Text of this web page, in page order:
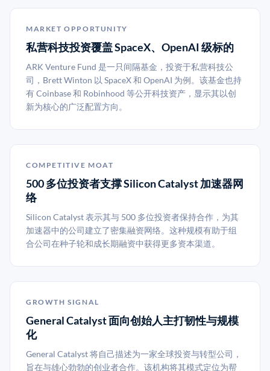
MARKET OPPORTUNITY
私营科技投资覆盖 SpaceX、OpenAI 级标的
ARK Venture Fund 是一只间隔基金，投资于私营科技公
司，Brett Winton 以 SpaceX 和 OpenAI 为例。该基金也持
有 Coinbase 和 Robinhood 等公开科技资产，显示其以创
新为核心的广泛配置方向。
COMPETITIVE MOAT
500 多位投资者支撑 Silicon Catalyst 加速器网
络
Silicon Catalyst 表示其与 500 多位投资者保持合作，为其
加速器中的公司建立了密集融资网络。这种规模有助于组
合公司在种子轮和成长期融资中获得更多资本渠道。
GROWTH SIGNAL
General Catalyst 面向创始人主打韧性与规模
化
General Catalyst 将自己描述为一家全球投资与转型公司，
旨在与雄心勃勃的创业者合作。该机构将其模式定位为帮